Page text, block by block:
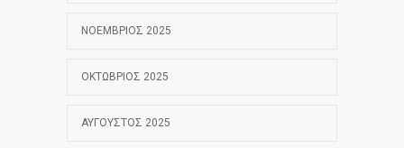
ΝΟΈΜΒΡΙΟΣ 2025
ΟΚΤΏΒΡΙΟΣ 2025
ΑΎΓΟΥΣΤΟΣ 2025